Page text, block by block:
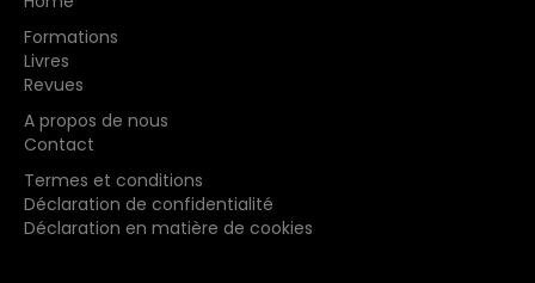
Formations
Livres
Revues
A propos de nous
Contact
Termes et conditions
Déclaration de confidentialité
Déclaration en matière de cookies